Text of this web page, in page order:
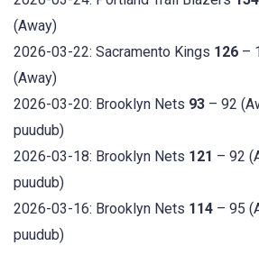
(Away)
2026-03-22: Sacramento Kings 126 –
(Away)
2026-03-20: Brooklyn Nets 93 – 92
puudub)
2026-03-18: Brooklyn Nets 121 – 92
puudub)
2026-03-16: Brooklyn Nets 114 – 95
puudub)